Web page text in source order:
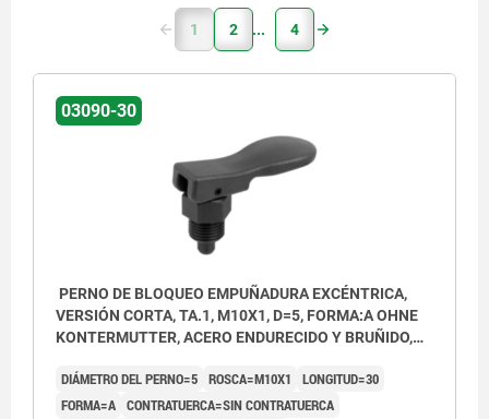
1 2 4
03090-30
PERNO DE BLOQUEO EMPUÑADURA EXCÉNTRICA,
VERSIÓN CORTA, TA.1, M10X1, D=5, FORMA:A OHNE
KONTERMUTTER, ACERO ENDURECIDO Y BRUÑIDO,
DIÁMETRO DEL PERNO=5 ROSCA=M10X1
LONGITUD=30
FORMA=A CONTRATUERCA=SIN CONTRATUERCA